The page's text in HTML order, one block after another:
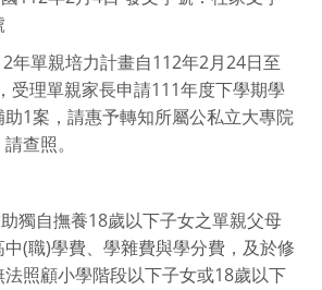
年單親培力計畫自112年2月24日至
受理單親家長申請111年度下學期學
1案，請惠予轉知所屬公私立大專院
查照。
獨自撫養18歲以下子女之單親父母
(職)學費、學雜費與學分費，及於修
照顧小學階段以下子女或18歲以下